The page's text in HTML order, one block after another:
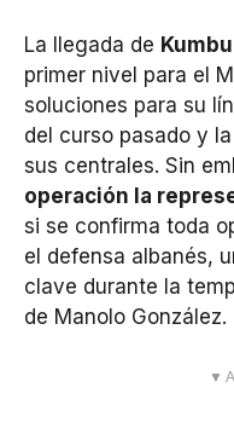
La llegada de
primer nivel para el
soluciones para su
del curso pasado y
sus centrales. Sin
operación la
si se confirma toda
el defensa albanés,
clave durante la
de Manolo González.
▼